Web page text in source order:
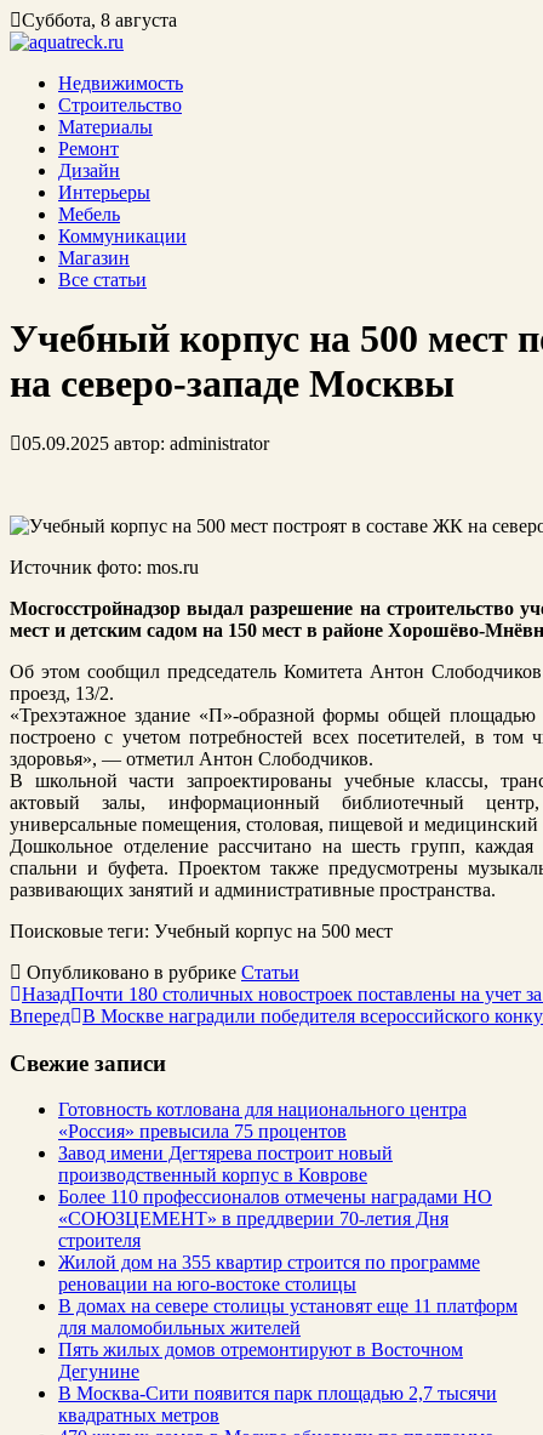
Суббота, 8 августа
Недвижимость
Строительство
Материалы
Ремонт
Дизайн
Интерьеры
Мебель
Коммуникации
Магазин
Все статьи
Учебный корпус на 500 мест
на северо-западе Москвы
05.09.2025 автор: administrator
Источник фото: mos.ru
Мосгосстройнадзор выдал разрешение на строительство
мест и детским садом на 150 мест в районе Хорошёво-
Об этом сообщил председатель Комитета Антон
проезд, 13/2.
«Трехэтажное здание «П»-образной формы общей площадью
построено с учетом потребностей всех посетителей, в
здоровья», — отметил Антон Слободчиков.
В школьной части запроектированы учебные классы,
актовый залы, информационный библиотечный центр,
универсальные помещения, столовая, пищевой и медицинский
Дошкольное отделение рассчитано на шесть групп,
спальни и буфета. Проектом также предусмотрены
развивающих занятий и административные пространства.
Поисковые теги: Учебный корпус на 500 мест
Опубликовано в рубрике Статьи
НазадПочти 180 столичных новостроек поставлены на учет
Вперед В Москве наградили победителя всероссийского
Свежие записи
Готовность котлована для национального центра
«Россия» превысила 75 процентов
Завод имени Дегтярева построит новый
производственный корпус в Коврове
Более 110 профессионалов отмечены наградами НО
«СОЮЗЦЕМЕНТ» в преддверии 70-летия Дня
строителя
Жилой дом на 355 квартир строится по программе
реновации на юго-востоке столицы
В домах на севере столицы установят еще 11 платформ
для маломобильных жителей
Пять жилых домов отремонтируют в Восточном
Дегунине
В Москва-Сити появится парк площадью 2,7 тысячи
квадратных метров